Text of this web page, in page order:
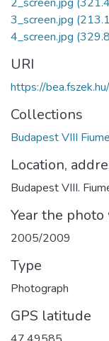
3_screen.jpg
4_screen.jpg
URI
https://
Collections
Budapest VIII
Location,
Budapest VIII.
Year the
2005/2009
Type
Photograph
GPS latitude